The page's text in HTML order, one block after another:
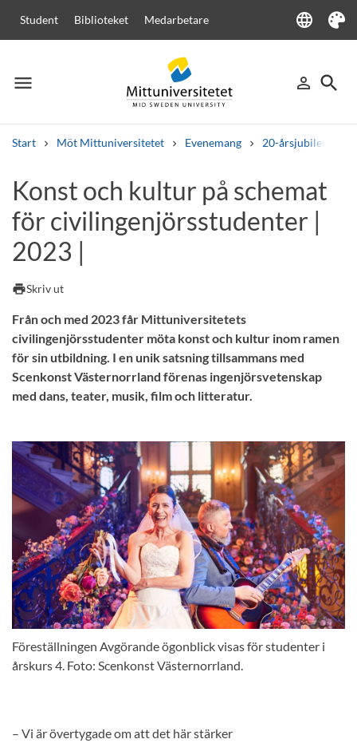
Student Biblioteket Medarbetare language
Language
Tema
menu
Meny person_outline
Logga in
search
Sök
Start Möt Mittuniversitetet Evenemang 20-årsjubileum
Andra söktjänster
Kurser och programKursplanerVälkomstbrev Personal
Lediga jobb
Konst och kultur på schemat
för civilingenjörsstudenter |
2023 |
printSkriv ut
Från och med 2023 får Mittuniversitetets
civilingenjörsstudenter möta konst och kultur inom ramen
för sin utbildning. I en unik satsning tillsammans med
Scenkonst Västernorrland förenas ingenjörsvetenskap
med dans, teater, musik, film och litteratur.
Föreställningen Avgörande ögonblick visas för studenter i
årskurs 4. Foto: Scenkonst Västernorrland.
– Vi är övertygade om att det här stärker